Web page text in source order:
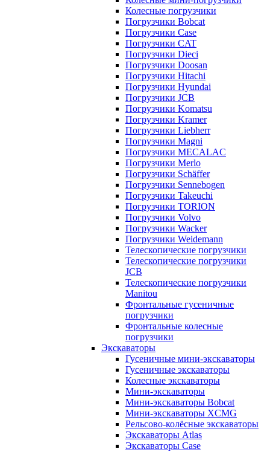
Колесные погрузчики
Погрузчики Bobcat
Погрузчики Case
Погрузчики CAT
Погрузчики Dieci
Погрузчики Doosan
Погрузчики Hitachi
Погрузчики Hyundai
Погрузчики JCB
Погрузчики Komatsu
Погрузчики Kramer
Погрузчики Liebherr
Погрузчики Magni
Погрузчики MECALAC
Погрузчики Merlo
Погрузчики Schäffer
Погрузчики Sennebogen
Погрузчики Takeuchi
Погрузчики TORION
Погрузчики Volvo
Погрузчики Wacker
Погрузчики Weidemann
Телескопические погрузчики
Телескопические погрузчики
JCB
Телескопические погрузчики
Manitou
Фронтальные гусеничные
погрузчики
Фронтальные колесные
погрузчики
Экскаваторы
Гусеничные мини-экскаваторы
Гусеничные экскаваторы
Колесные экскаваторы
Мини-экскаваторы
Мини-экскаваторы Bobcat
Мини-экскаваторы XCMG
Рельсово-колёсные экскаваторы
Экскаваторы Atlas
Экскаваторы Case